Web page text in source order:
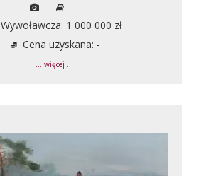
Wywoławcza: 1 000 000 zł
Cena uzyskana: -
... więcej ...